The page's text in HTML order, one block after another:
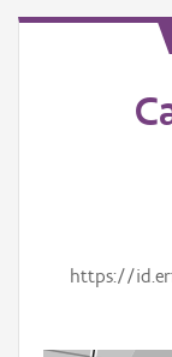
https://